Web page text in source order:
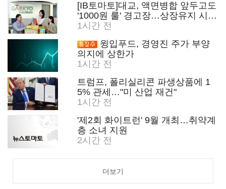
[IB토마토]대교, 액면병합 앞두고도
'1000원 룰' 경고장…상장유지 시험
대
1시간 전
윙입푸드, 경영진 주가 부양
의지에 상한가
1시간 전
트럼프, 폴리실리콘 파생상품에 1
5% 관세…"미 산업 재건"
1시간 전
'제2회 화이트런' 9월 개최…취약계
층 소녀 지원
2시간 전
더보기